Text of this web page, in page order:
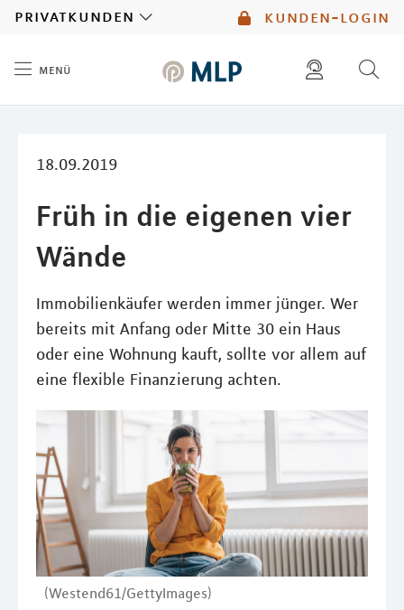
kunden-login
privatkunden
menü
18.09.2019
Früh in die eigenen vier
Wände
Immobilienkäufer werden immer jünger. Wer
bereits mit Anfang oder Mitte 30 ein Haus
oder eine Wohnung kauft, sollte vor allem auf
eine flexible Finanzierung achten.
(Westend61/GettyImages)